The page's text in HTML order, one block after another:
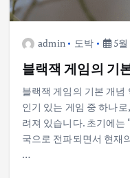
admin 도박 5월
블랙잭 게임의 기
블랙잭 게임의 기본 개
인기 있는 게임 중 하나
려져 있습니다. 초기에는
국으로 전파되면서 현재
…